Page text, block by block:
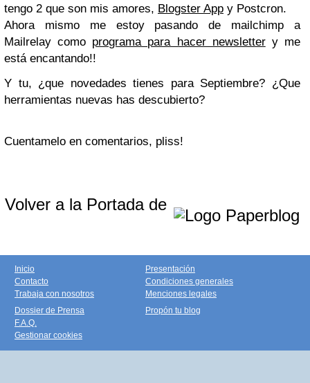
tengo 2 que son mis amores, Blogster App y Postcron.
Ahora mismo me estoy pasando de mailchimp a
Mailrelay como programa para hacer newslettery me
está encantando!!
Y tu, ¿que novedades tienes para Septiembre? ¿Que
herramientas nuevas has descubierto?
Cuentamelo en comentarios, pliss!
Volver a la Portada de
Inicio
Contacto
Trabaja con nosotros
Presentación
Condiciones generales
Menciones legales
Dossier de Prensa
F.A.Q.
Gestionar cookies
Propón tu blog